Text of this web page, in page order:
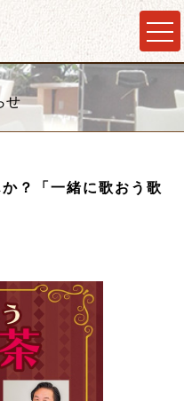
？「一緒に歌おう歌